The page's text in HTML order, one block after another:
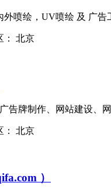
喷绘，UV喷绘 及 广告
北京
告牌制作、网站建设、
北京
）